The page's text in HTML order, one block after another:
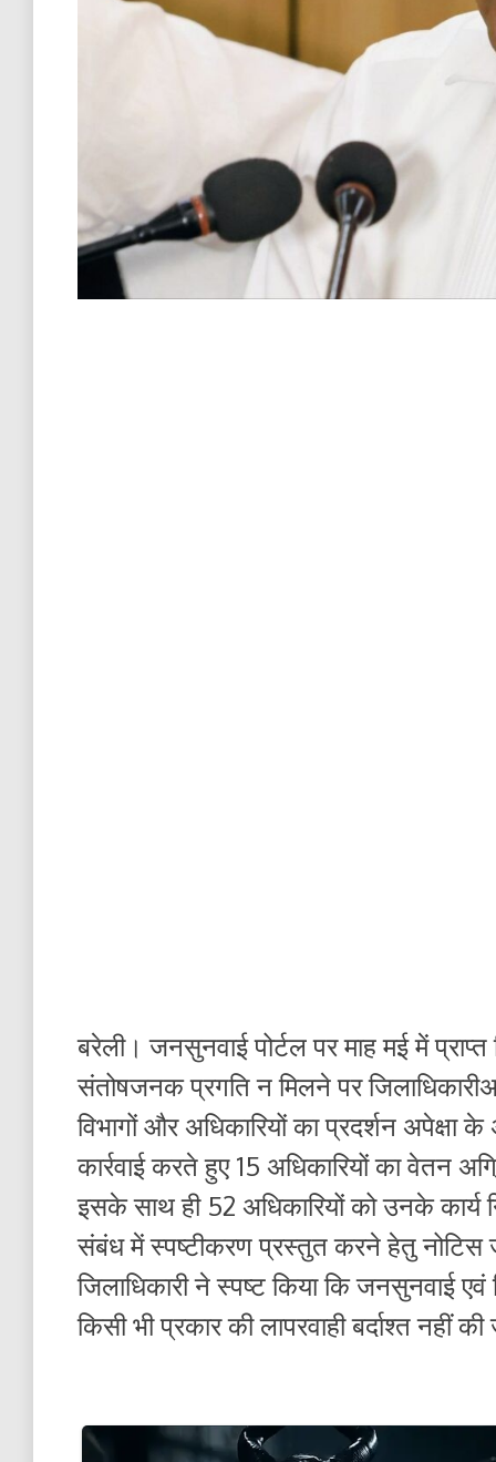
बरेली। जनसुनवाई पोर्टल पर माह मई में
संतोषजनक प्रगति न मिलने पर
विभागों और अधिकारियों का प्रदर्शन अपेक्षा
कार्रवाई करते हुए 15 अधिकारियों का वेतन
इसके साथ ही 52 अधिकारियों को उनके कार्य
संबंध में स्पष्टीकरण प्रस्तुत करने हेतु नोटिस
जिलाधिकारी ने स्पष्ट किया कि जनसुनवाई
किसी भी प्रकार की लापरवाही बर्दाश्त नहीं की